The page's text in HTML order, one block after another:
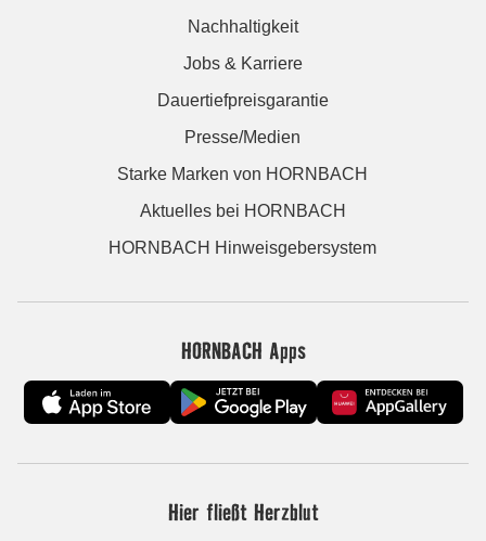
Nachhaltigkeit
Jobs & Karriere
Dauertiefpreisgarantie
Presse/Medien
Starke Marken von HORNBACH
Aktuelles bei HORNBACH
HORNBACH Hinweisgebersystem
HORNBACH Apps
Hier fließt Herzblut